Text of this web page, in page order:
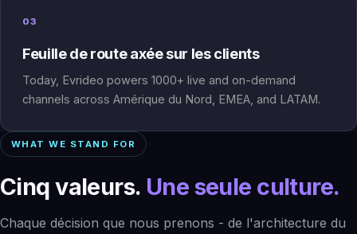
03
Feuille de route axée sur les clients
Today, Evrideo powers 1000+ live and on-demand
channels across Amérique du Nord, EMEA, and LATAM.
WHAT WE STAND FOR
Cinq valeurs. Une seule culture.
Chaque décision que nous prenons - de l'architecture du